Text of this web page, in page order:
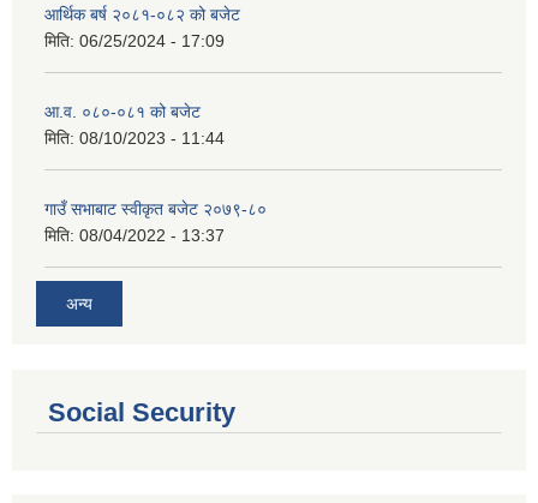
आर्थिक बर्ष २०८१-०८२ को बजेट
मिति: 06/25/2024 - 17:09
आ.व. ०८०-०८१ को बजेट
मिति: 08/10/2023 - 11:44
गाउँ सभाबाट स्वीकृत बजेट २०७९-८०
मिति: 08/04/2022 - 13:37
अन्य
Social Security